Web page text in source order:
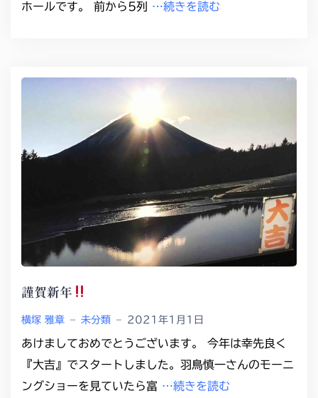
ホールです。 前から5列 …続きを読む
謹賀新年
横塚 雅章 – 未分類 – 2021年1月1日
あけましておめでとうございます。 今年は幸先良く
『大吉』でスタートしました。羽鳥慎一さんのモーニ
ングショーを見ていたら富 …続きを読む